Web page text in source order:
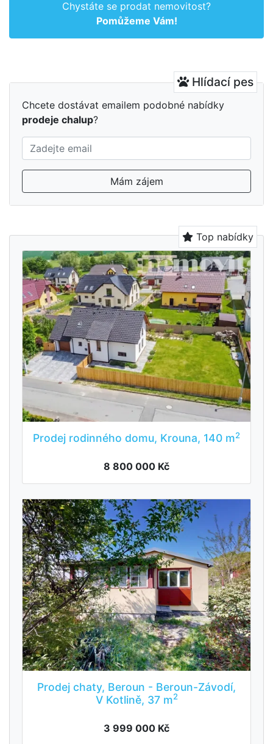
Chystáte se prodat nemovitost?
Pomůžeme Vám!
Hlídací pes
Chcete dostávat emailem podobné nabídky
prodeje chalup?
Mám zájem
Top nabídky
Prodej rodinného domu, Krouna, 140 m2
8 800 000 Kč
Prodej chaty, Beroun - Beroun-Závodí,
V Kotlině, 37 m2
3 999 000 Kč